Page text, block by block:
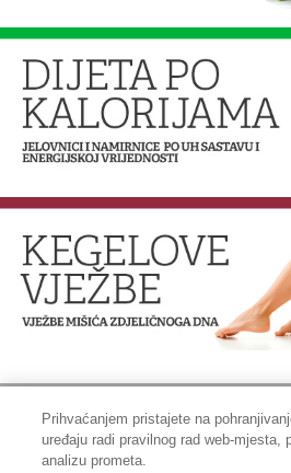
Impressum | Pravne informacije
Prihvaćanjem pristajete na
uređaju radi pravilnog rad web-mjesta,
analizu prometa.